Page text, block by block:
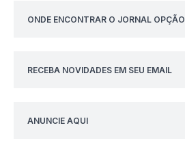
ONDE ENCONTRAR O JORNAL OPÇÃO
RECEBA NOVIDADES EM SEU EMAIL
ANUNCIE AQUI